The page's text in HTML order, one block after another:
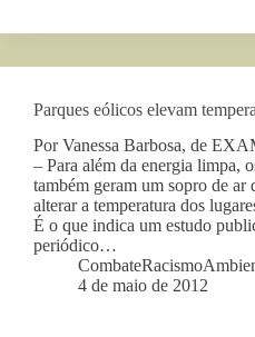
Parques eólicos elevam
Por Vanessa Barbosa, de
– Para além da energia limpa,
também geram um sopro de ar
alterar a temperatura dos
É o que indica um estudo
periódico…
4 de maio de 2012